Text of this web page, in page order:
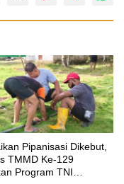
Pipanisasi Dikebut,
TMMD Ke-129
Program TNI